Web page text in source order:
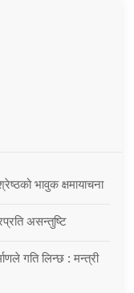
भावुक क्षमायाचना
असन्तुष्टि
गति लिन्छ : मन्त्री